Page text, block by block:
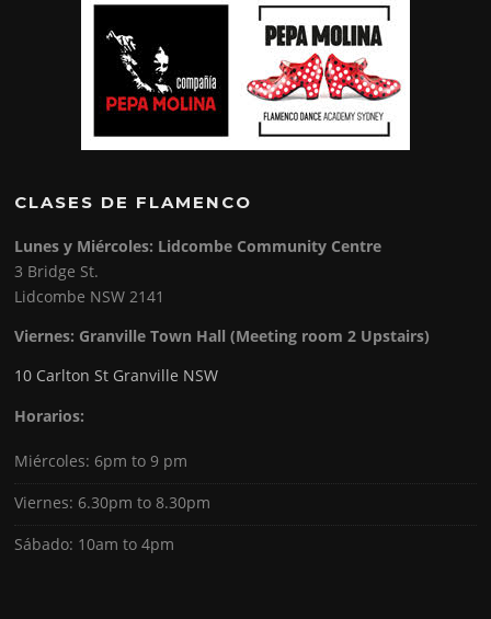
CLASES DE FLAMENCO
Lunes y Miércoles: Lidcombe Community Centre
3 Bridge St.
Lidcombe NSW 2141
Viernes: Granville Town Hall (Meeting room 2 Upstairs)
10 Carlton St Granville NSW
Horarios:
Miércoles: 6pm to 9 pm
Viernes: 6.30pm to 8.30pm
Sábado: 10am to 4pm